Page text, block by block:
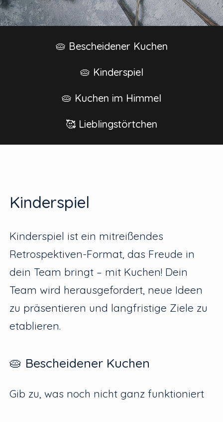
🥧 Bescheidener Kuchen
🥧 Kinderspiel
🥧 Kuchen im Himmel
🥰 Lieblingstörtchen
Kinderspiel
Kinderspiel ist ein mitreißendes
Retrospektiven-Format, das Freude in
dein Team bringt – mit Kuchen! Dein
Team wird herausgefordert, neue Ideen
zu präsentieren und langfristige Ziele zu
etablieren.
🥧 Bescheidener Kuchen
Gib zu, was noch nicht ganz funktioniert